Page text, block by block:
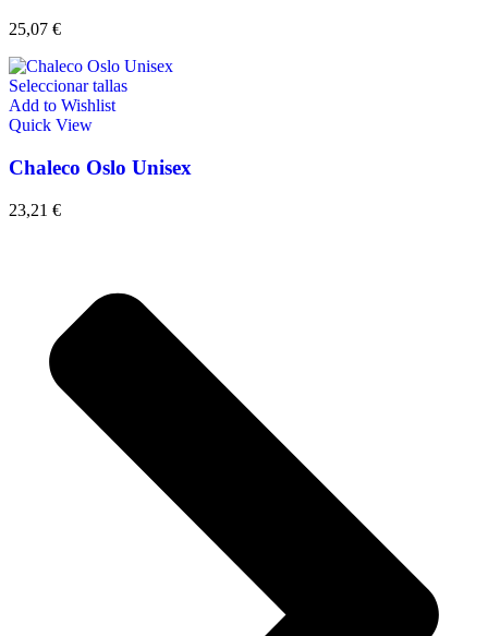
25,07 €
Seleccionar tallas
Add to Wishlist
Quick View
Chaleco Oslo Unisex
23,21 €